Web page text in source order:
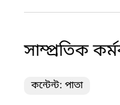
সাম্প্রতিক
কন্টেন্ট: পাতা